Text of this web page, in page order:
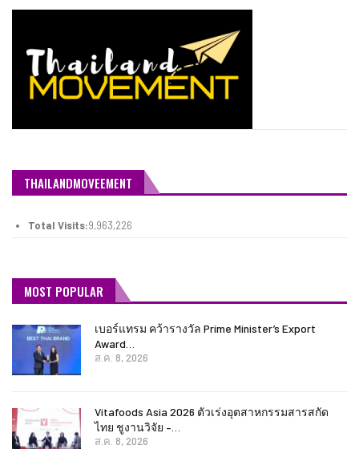
THAILANDMOVEEMENT
Total Visits:9,963,226
MOST POPULAR
เบอร์แทรม คว้ารางวัล Prime Minister’s Export
Award…
ส.ค. 8, 2026
Vitafoods Asia 2026 ตัวเร่งอุตสาหกรรมสารสกัด
ไทย ชูงานวิจัย –…
ส.ค. 8, 2026